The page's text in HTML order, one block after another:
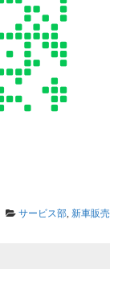
サービス部 新車販売